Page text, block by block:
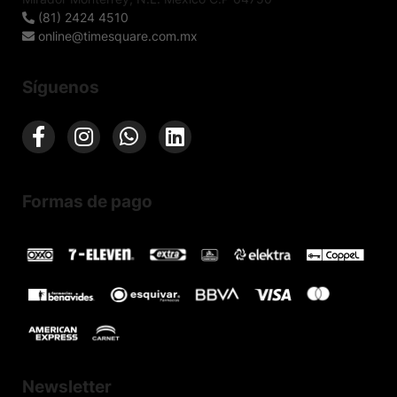
(81) 2424 4510
online@timesquare.com.mx
Síguenos
Formas de pago
Newsletter